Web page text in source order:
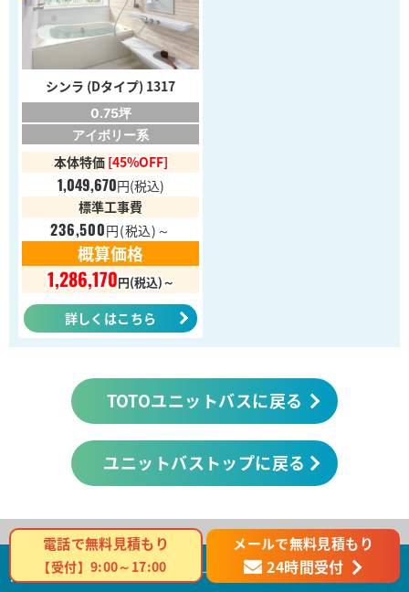
シンラ (Dタイプ) 1317
0.75坪
アイボリー系
本体特価 [45%OFF]
1,049,670円(税込)
標準工事費
236,500円(税込)～
概算価格
1,286,170円(税込)～
詳しくはこちら
TOTOユニットバスに戻る
ユニットバストップに戻る
商品カテゴリ
電話で無料見積もり
【受付】9:00～17:00
メールで無料見積もり
24時間受付